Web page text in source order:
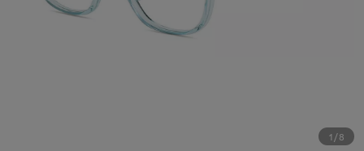
1/8